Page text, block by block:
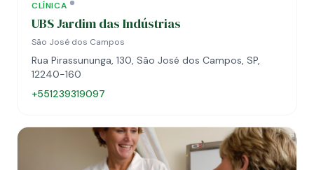
CLÍNICA
UBS Jardim das Indústrias
São José dos Campos
Rua Pirassununga, 130, São José dos Campos, SP,
12240-160
+551239319097